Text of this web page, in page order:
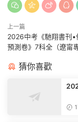
上一篇
2026中考《馳翔書刊•
預測卷》7科全（遼甯專
猜你喜歡